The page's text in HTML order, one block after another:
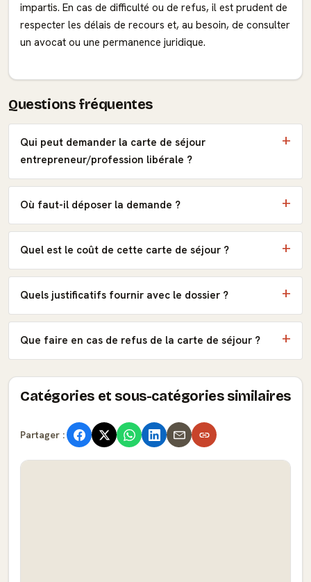
impartis. En cas de difficulté ou de refus, il est prudent de
respecter les délais de recours et, au besoin, de consulter
un avocat ou une permanence juridique.
Questions fréquentes
Qui peut demander la carte de séjour
entrepreneur/profession libérale ?
Où faut-il déposer la demande ?
Quel est le coût de cette carte de séjour ?
Quels justificatifs fournir avec le dossier ?
Que faire en cas de refus de la carte de séjour ?
Catégories et sous-catégories similaires
Partager :